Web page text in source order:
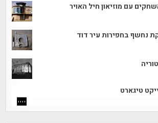
עם מוזיאון חיל האויר
נחשף בחפירות עיר דוד
טיגארט